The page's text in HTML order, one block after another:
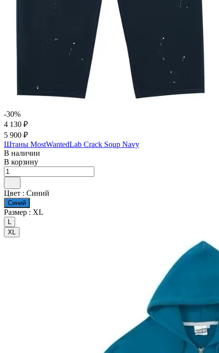
-30%
4 130 ₽
5 900 ₽
Штаны MostWantedLab Crack Soup Navy
В наличии
В корзину
Цвет : Синий
Синий
Размер : XL
XL